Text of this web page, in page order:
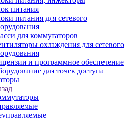
питания
питания для сетевого
для коммутаторов
охлаждения для сетевого
и программное обеспечение
для точек доступа